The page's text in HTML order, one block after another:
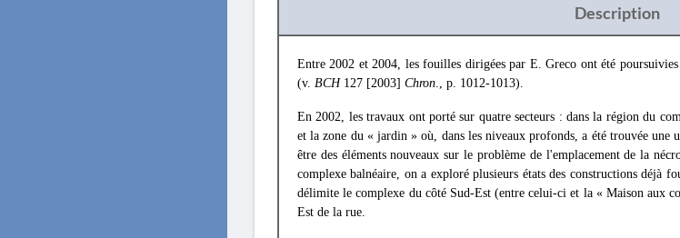
Description
Entre 2002 et 2004, les fouilles dirigées par E. Greco ont été
(v. BCH 127 [2003] Chron., p. 1012-1013).
En 2002, les travaux ont porté sur quatre secteurs : dans la région du
et la zone du « jardin » où, dans les niveaux profonds, a été trouvée une
être des éléments nouveaux sur le problème de l'emplacement de la
complexe balnéaire, on a exploré plusieurs états des constructions déjà
délimite le complexe du côté Sud-Est (entre celui-ci et la « Maison aux
Est de la rue.